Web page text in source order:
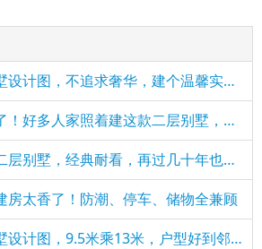
爆款二层自建房别墅设计图，不追求奢华，建个温馨实用的家
​13.5x9米这尺寸火了！好多人家照着建这款二层别墅，简单实用
可以传家的新中式二层别墅，经典耐看，再过几十年也不过时
房太香了！防潮、停车、储物全兼顾
二层欧式农村小别墅设计图，9.5米乘13米，户型好到邻居求图纸